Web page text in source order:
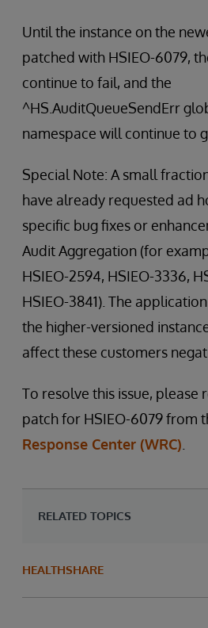
Until the instance on the
patched with HSIEO-6079,
continue to fail, and the
^HS.AuditQueueSendErr
namespace will continue to
Special Note: A small
have already requested ad
specific bug fixes or
Audit Aggregation (for
HSIEO-2594, HSIEO-3336,
HSIEO-3841). The
the higher-versioned
affect these customers
To resolve this issue, please
patch for HSIEO-6079 from
Response Center (WRC)
RELATED TOPICS
HEALTHSHARE